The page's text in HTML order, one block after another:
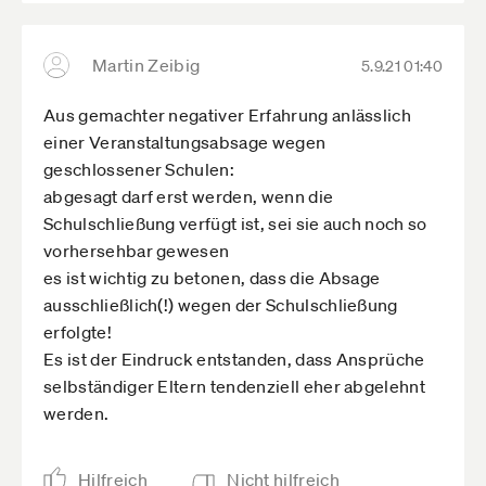
unabsehbare Zeit schlossen, war es für uns keine
Frage, dass wir die schon vollständig organisierte
Seminarreise absagen müssen, die Söhne
brauchen nicht zuletzt unsere schulelterliche
Unterstützung.
Die Bezirksregierung lehnt nun einen Anspruch
ab, überraschenderweise weil nicht dargelegt
wäre, dass ausschließlich die Schulschließung der
Grund für Absage gewesen wäre. Sie will unserer
Begründung zum Fehlen einer „zumutbaren
anderweitigen Betreuungsmöglichkeit“
entnommen haben, dass es bei unserer
Absageentscheidung auch eine Rolle gespielt
habe, dass der Vater pandemiebedingt nicht
tatsächlich aber erst mehrere Wochen nach
Martin Zeibig 5.9.21 01:40
Aus gemachter negativer Erfahrung anlässlich
einer Veranstaltungsabsage wegen
geschlossener Schulen:
abgesagt darf erst werden, wenn die
Schulschließung verfügt ist, sei sie auch noch so
vorhersehbar gewesen
es ist wichtig zu betonen, dass die Absage
ausschließlich(!) wegen der Schulschließung
erfolgte!
Es ist der Eindruck entstanden, dass Ansprüche
selbständiger Eltern tendenziell eher abgelehnt
werden.
Hilfreich Nicht hilfreich